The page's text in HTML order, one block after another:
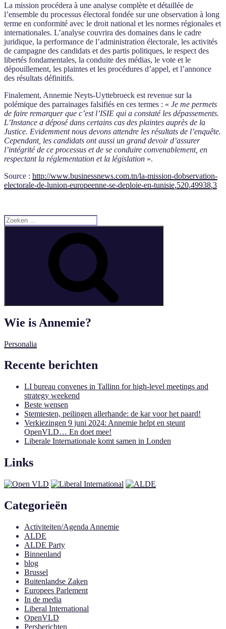
La mission procédera à une analyse complète et détaillée de
l’ensemble du processus électoral fondée sur une observation à long
terme en conformité avec le droit national et les normes régionales et
internationales. L’analyse couvrira des domaines dans le cadre
juridique, la performance de l’administration électorale, les activités
de campagne des candidats et des partis politiques, le respect des
libertés fondamentales, la conduite des médias, le vote et le
dépouillement, les plaintes et les procédures d’appel, et l’annonce
des résultats définitifs.
Finalement, Annemie Neyts-Uyttebroeck est revenue sur la
polémique des parrainages falsifiés en ces termes : « Je me permets
de faire remarquer que c’est l’ISIE qui a constaté les dépassements.
L’Instance a déposé dans certains cas des plaintes auprès de la
Justice. Evidemment nous devons attendre les résultats de l’enquête.
Cependant, les candidats ont aussi un grand devoir d’assurer
l’intégrité de ce processus et de se conduire convenablement, en
respectant la réglementation et la législation ».
Source : http://www.businessnews.com.tn/la-mission-dobservation-
electorale-de-lunion-europeenne-se-deploie-en-tunisie,520,49938,3
Zoeken
naar:
Wie is Annemie?
Personalia
Recente berichten
LI bureau convenes in Tallinn for high-level meetings and
strategy weekend
Beste wensen
Stemtesten, peilingen allerhande: de kar voor het paard!
Verkiezingen 9 juni 2024: Annemie helpt en steunt
OpenVLD… En doet mee!
Liberale Internationale komt samen in Londen
Links
Categorieën
Activiteiten/Agenda Annemie
ALDE
ALDE Party
Binnenland
blog
Brussel
Buitenlandse Zaken
Europees Parlement
In de media
Liberal International
OpenVLD
Persberichten